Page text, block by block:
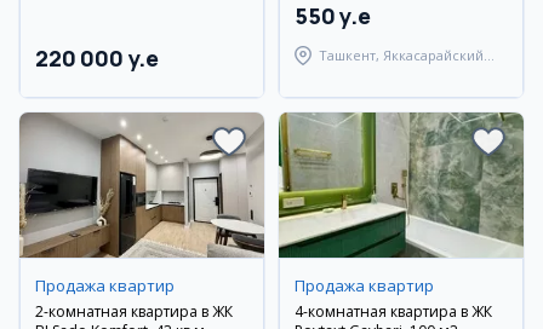
220 000 y.e
550 y.e
Ташкент, Яккасарайский
Продажа квартир
2-комнатная квартира в ЖК
Продажа квартир
4-комнатная квартира в ЖК